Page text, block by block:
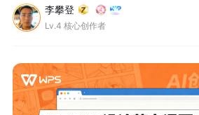
李攀登
Lv.4 核心创作者